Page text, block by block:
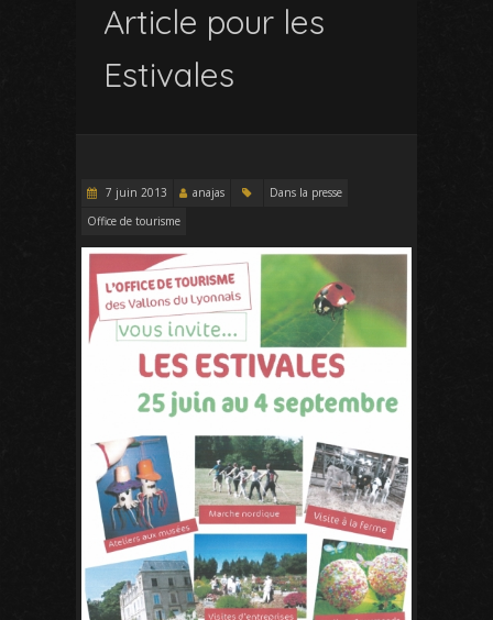
Article pour les
Estivales
7 juin 2013 anajas
Dans la presse
Office de tourisme